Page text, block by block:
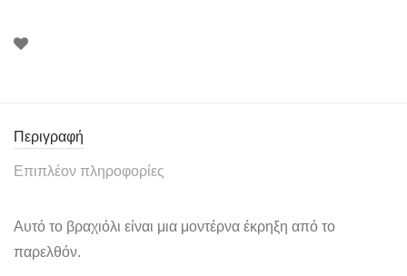
Περιγραφή
Επιπλέον πληροφορίες
Αυτό το βραχιόλι είναι μια μοντέρνα έκρηξη από το
παρελθόν.